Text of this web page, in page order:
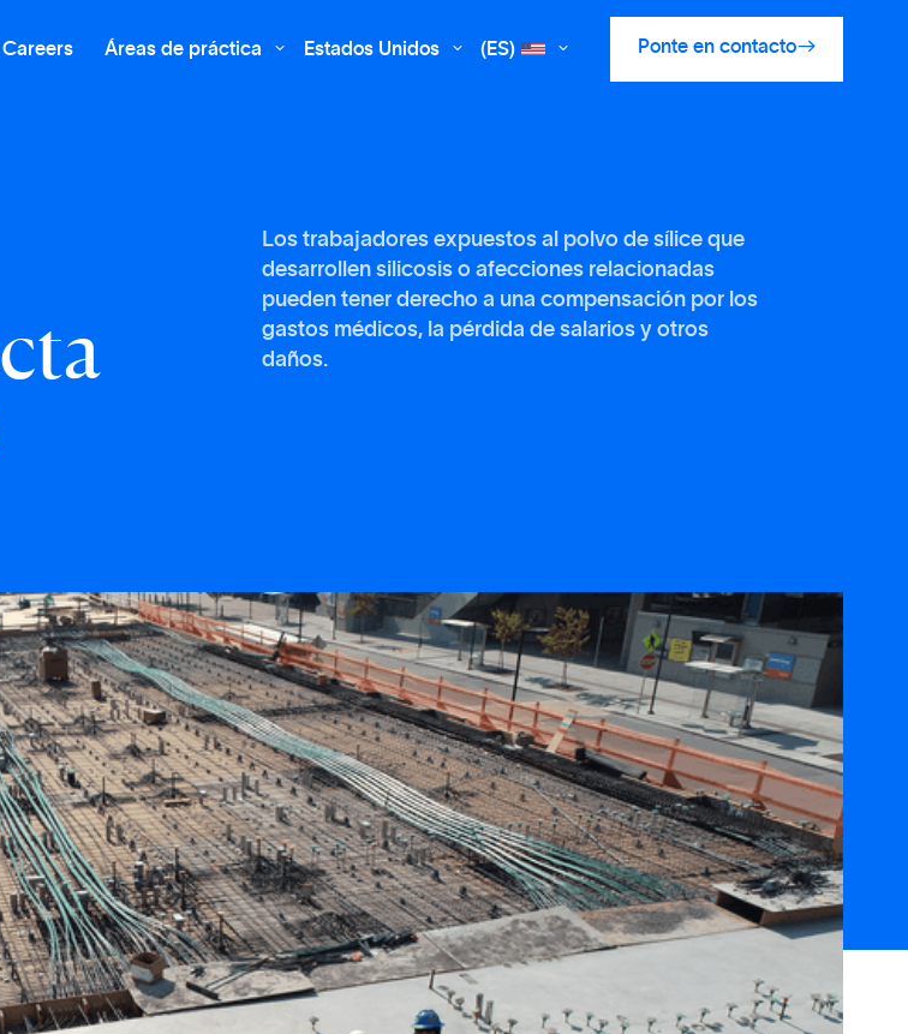
Careers Áreas de práctica  Estados Unidos  (ES)  Ponte en contacto
cta
Los trabajadores expuestos al polvo de sílice que
desarrollen silicosis o afecciones relacionadas
pueden tener derecho a una compensación por los
gastos médicos, la pérdida de salarios y otros
daños.